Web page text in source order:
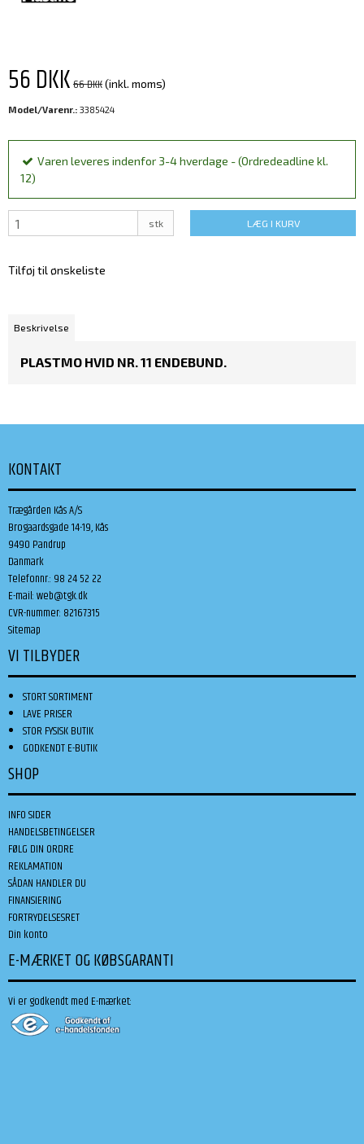
56 DKK66 DKK(inkl. moms)
Model/Varenr.: 3385424
Varen leveres indenfor 3-4 hverdage - (Ordredeadline kl.
12)
stk LÆG I KURV
Tilføj til ønskeliste
Beskrivelse
PLASTMO HVID NR. 11 ENDEBUND.
KONTAKT
Trægården Kås A/S
Brogaardsgade 14-19, Kås
9490 Pandrup
Danmark
Telefonnr.: 98 24 52 22
E-mail:web@tgk.dk
CVR-nummer: 82167315
Sitemap
VI TILBYDER
STORT SORTIMENT
LAVE PRISER
STOR FYSISK BUTIK
GODKENDT E-BUTIK
SHOP
INFO SIDER
HANDELSBETINGELSER
FØLG DIN ORDRE
REKLAMATION
SÅDAN HANDLER DU
FINANSIERING
FORTRYDELSESRET
Din konto
E-MÆRKET OG KØBSGARANTI
Vi er godkendt med E-mærket: